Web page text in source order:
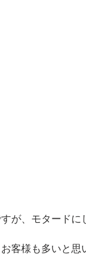
が、モタード
客様も多いと思